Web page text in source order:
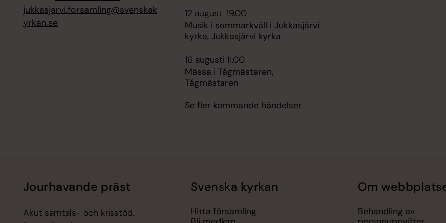
jukkasjarvi.forsamling@svenskak
yrkan.se
12 augusti 19.00
Musik i sommarkväll i Jukkasjärvi
kyrka, Jukkasjärvi kyrka
16 augusti 11.00
Mässa i Tågmästaren,
Tågmästaren
Se fler kommande händelser
Jourhavande präst
Akut samtals- och krisstöd.
Svenska kyrkan
Hitta församling
Om
Behandling av